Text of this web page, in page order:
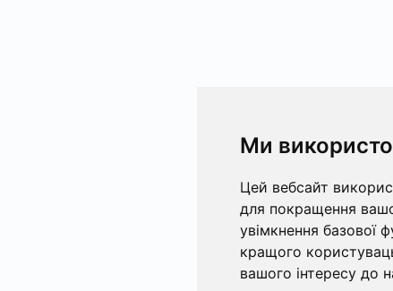
Ми
Цей вебсайт
для покращення
увімкнення базової
кращого
вашого інтересу до